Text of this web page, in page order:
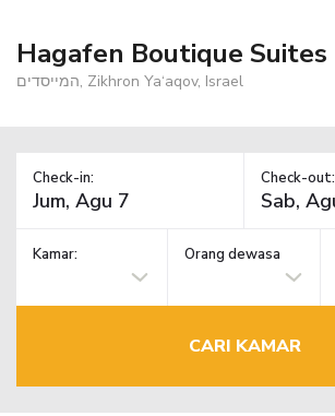
Hagafen Boutique Suites
המייסדים, Zikhron Ya‘aqov, Israel
Check-in: Check-out:
Kamar: Orang dewasa
CARI KAMAR